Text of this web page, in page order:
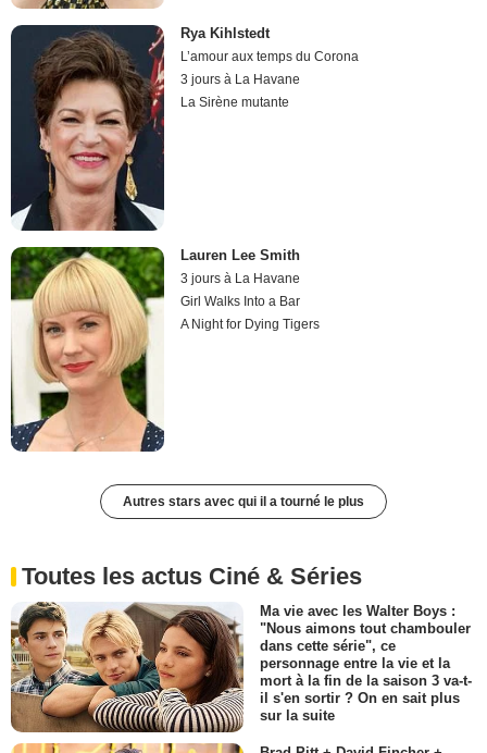
Rya Kihlstedt
L’amour aux temps du Corona
3 jours à La Havane
La Sirène mutante
Lauren Lee Smith
3 jours à La Havane
Girl Walks Into a Bar
A Night for Dying Tigers
Autres stars avec qui il a tourné le plus
Toutes les actus Ciné & Séries
Ma vie avec les Walter Boys :
"Nous aimons tout chambouler
dans cette série", ce
personnage entre la vie et la
mort à la fin de la saison 3 va-t-
il s'en sortir ? On en sait plus
sur la suite